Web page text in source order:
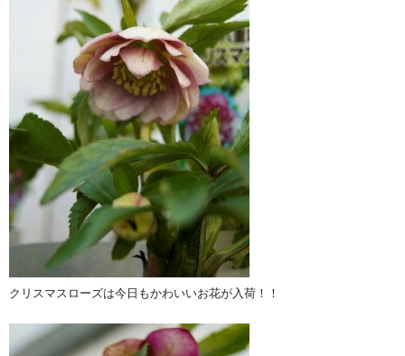
クリスマスローズは今日もかわいいお花が入荷！！